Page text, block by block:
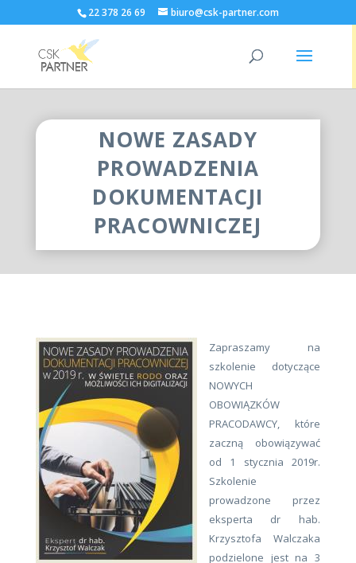
22 378 26 69 biuro@csk-partner.com
NOWE ZASADY
PROWADZENIA
DOKUMENTACJI
PRACOWNICZEJ
Zapraszamy na
szkolenie dotyczące
NOWYCH
OBOWIĄZKÓW
PRACODAWCY, które
zaczną obowiązywać
od 1 stycznia 2019r.
Szkolenie
prowadzone przez
eksperta dr hab.
Krzysztofa Walczaka
podzielone jest na 3